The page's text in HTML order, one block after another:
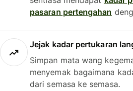
pasaran pertengahan
Jejak kadar pertukaran
Simpan mata wang
menyemak bagaimana
dari semasa ke semasa.